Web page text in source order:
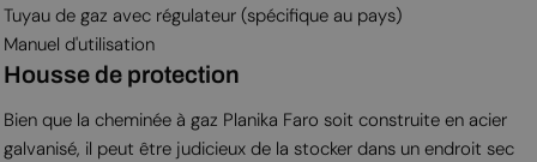
Tuyau de gaz avec régulateur (spécifique au pays)
Manuel d'utilisation
Housse de protection
Bien que la cheminée à gaz Planika Faro soit construite en acier
galvanisé, il peut être judicieux de la stocker dans un endroit sec